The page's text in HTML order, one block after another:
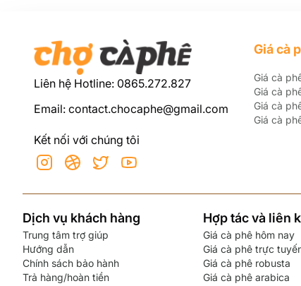
Liên hệ Hotline: 0865.272.827
Email: contact.chocaphe@gmail.com
Kết nối với chúng tôi
InstagramSocialTwitterYouTube
Giá cà
Giá cà
Giá cà
Giá cà
Giá cà
Dịch vụ khách hàng
Trung tâm trợ giúp
Hướng dẫn
Chính sách bảo hành
Trả hàng/hoàn tiền
Hợp tác và liên
Giá cà phê hôm nay
Giá cà phê trực
Giá cà phê robusta
Giá cà phê arabica